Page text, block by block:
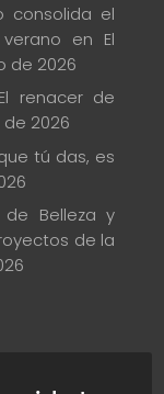
consolida el
en El
de 2026
renacer de
de 2026
tú das, es
Belleza y
de la